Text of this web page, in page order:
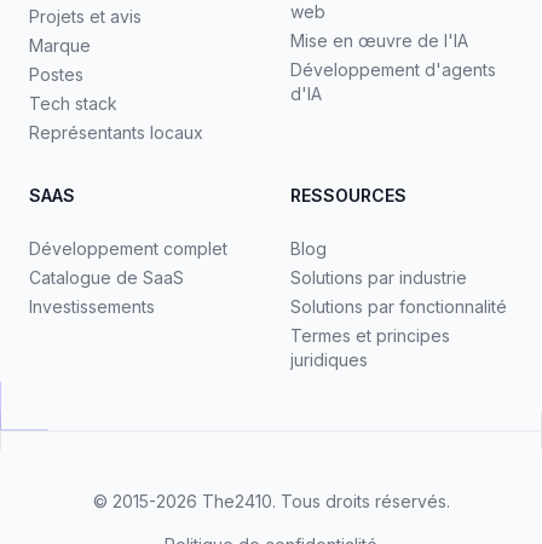
Projets et avis
Marque
Postes
Tech stack
Représentants locaux
web
Mise en œuvre de l'IA
Développement d'agents
d'IA
SAAS
Développement complet
Catalogue de SaaS
Investissements
RESSOURCES
Blog
Solutions par industrie
Solutions par fonctionnalité
Termes et principes
juridiques
© 2015-2026 The2410. Tous droits réservés.